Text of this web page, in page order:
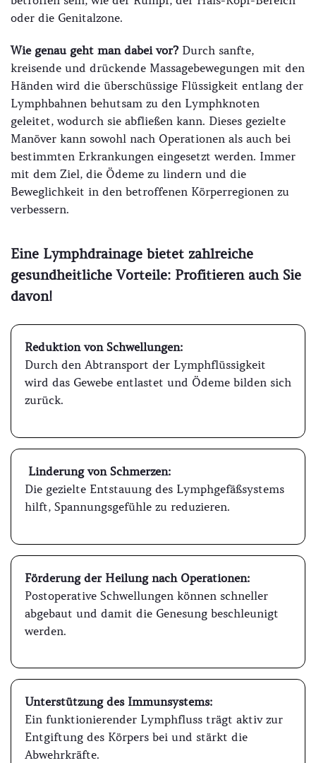
oder die Genitalzone.
Wie genau geht man dabei vor? Durch sanfte,
kreisende und drückende Massagebewegungen mit den
Händen wird die überschüssige Flüssigkeit entlang der
Lymphbahnen behutsam zu den Lymphknoten
geleitet, wodurch sie abfließen kann. Dieses gezielte
Manöver kann sowohl nach Operationen als auch bei
bestimmten Erkrankungen eingesetzt werden. Immer
mit dem Ziel, die Ödeme zu lindern und die
Beweglichkeit in den betroffenen Körperregionen zu
verbessern.
Eine Lymphdrainage bietet zahlreiche
gesundheitliche Vorteile: Profitieren auch Sie
davon!
Reduktion von Schwellungen:
Durch den Abtransport der Lymphflüssigkeit
wird das Gewebe entlastet und Ödeme bilden sich
zurück.
Linderung von Schmerzen:
Die gezielte Entstauung des Lymphgefäßsystems
hilft, Spannungsgefühle zu reduzieren.
Förderung der Heilung nach Operationen:
Postoperative Schwellungen können schneller
abgebaut und damit die Genesung beschleunigt
werden.
Unterstützung des Immunsystems:
Ein funktionierender Lymphfluss trägt aktiv zur
Entgiftung des Körpers bei und stärkt die
Abwehrkräfte.